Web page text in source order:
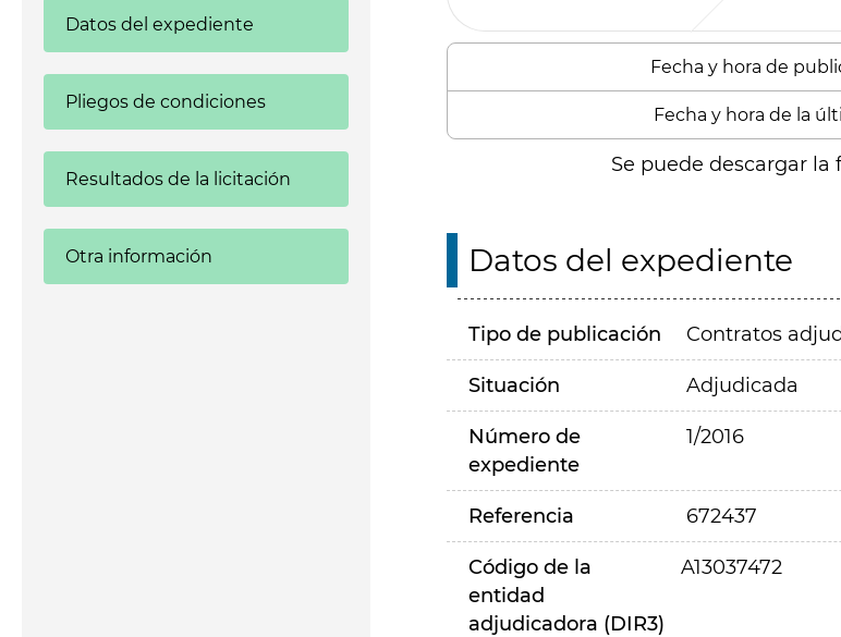
Datos del expediente
Pliegos de condiciones
Resultados de la licitación
Otra información
Fecha y hora de
Fecha y hora de la
Se puede descargar
Datos del expediente
Tipo de publicación Contratos
Situación Adjudicada
Número de
expediente
1/2016
Referencia 672437
Código de la
entidad
adjudicadora (DIR3)
A13037472